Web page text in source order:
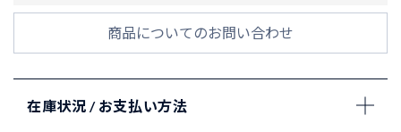
商品についてのお問い合わせ
在庫状況 / お支払い方法